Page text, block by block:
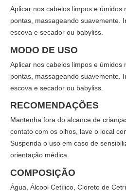
Aplicar nos cabelos limpos e úmidos
pontas, massageando suavemente.
escova e secador ou babyliss.
MODO DE USO
Aplicar nos cabelos limpos e úmidos
pontas, massageando suavemente.
escova e secador ou babyliss.
RECOMENDAÇÕES
Mantenha fora do alcance de
contato com os olhos, lave o local
Suspenda o uso em caso de
orientação médica.
COMPOSIÇÃO
Água, Álcool Cetílico, Cloreto de